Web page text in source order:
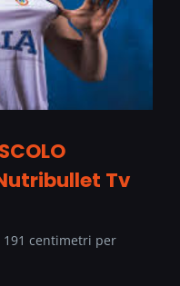
Tv
191 centimetri per